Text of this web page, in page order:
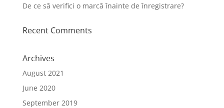
De ce să verifici o marcă înainte de înregistrare?
Recent Comments
Archives
August 2021
June 2020
September 2019